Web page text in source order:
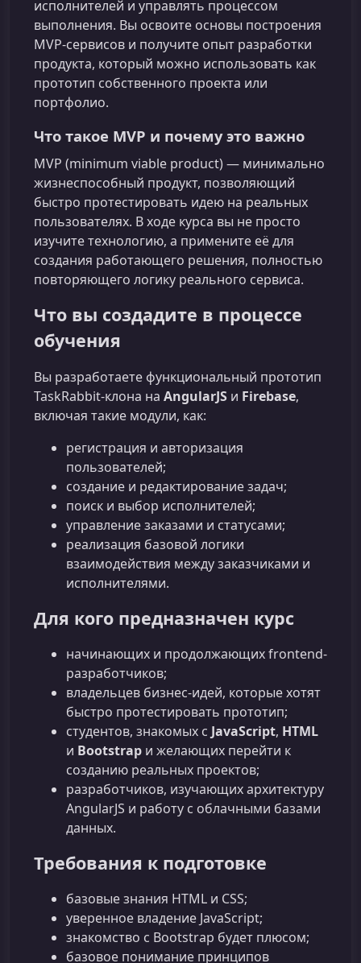
исполнителей и управлять процессом
выполнения. Вы освоите основы построения
MVP-сервисов и получите опыт разработки
продукта, который можно использовать как
прототип собственного проекта или
портфолио.
Что такое MVP и почему это важно
MVP (minimum viable product) — минимально
жизнеспособный продукт, позволяющий
быстро протестировать идею на реальных
пользователях. В ходе курса вы не просто
изучите технологию, а примените её для
создания работающего решения, полностью
повторяющего логику реального сервиса.
Что вы создадите в процессе
обучения
Вы разработаете функциональный прототип
TaskRabbit-клона на AngularJS и Firebase,
включая такие модули, как:
регистрация и авторизация
пользователей;
создание и редактирование задач;
поиск и выбор исполнителей;
управление заказами и статусами;
реализация базовой логики
взаимодействия между заказчиками и
исполнителями.
Для кого предназначен курс
начинающих и продолжающих frontend-
разработчиков;
владельцев бизнес-идей, которые хотят
быстро протестировать прототип;
студентов, знакомых с JavaScript, HTML
и Bootstrap и желающих перейти к
созданию реальных проектов;
разработчиков, изучающих архитектуру
AngularJS и работу с облачными базами
данных.
Требования к подготовке
базовые знания HTML и CSS;
уверенное владение JavaScript;
знакомство с Bootstrap будет плюсом;
базовое понимание принципов